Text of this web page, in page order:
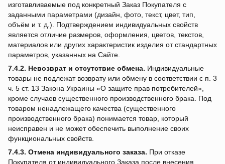
изготавливаемые под конкретный Заказ Покупателя с
заданными параметрами (дизайн, фото, текст, цвет, тип,
объём и т. д.). Подтверждением индивидуальных свойств
является отличие размеров, оформления, цветов, текстов,
материалов или других характеристик изделия от стандартных
параметров, указанных на Сайте.
7.4.2. Невозврат и отсутствие обмена. Индивидуальные
товары не подлежат возврату или обмену в соответствии с п. 3
ч. 5 ст. 13 Закона Украины «О защите прав потребителей»,
кроме случаев существенного производственного брака. Под
товаром ненадлежащего качества (существенного
производственного брака) понимается товар, который
неисправен и не может обеспечить выполнение своих
функциональных свойств.
7.4.3. Отмена индивидуального заказа. При отказе
Покупателя от индивидуального Заказа после внесения